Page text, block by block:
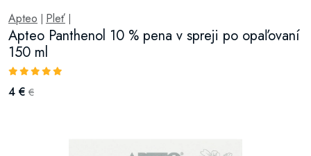
Apteo Pleť
Apteo Panthenol 10 % pena v spreji po opaľovaní
150 ml
4 € €